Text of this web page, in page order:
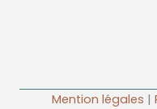
Mention légales |